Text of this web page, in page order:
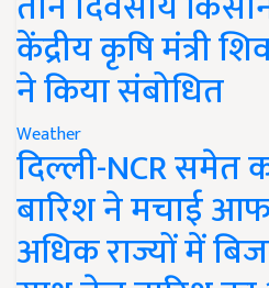
केंद्रीय कृषि मंत्री
ने किया संबोधित
Weather
दिल्ली-NCR समेत
बारिश ने मचाई
अधिक राज्यों में